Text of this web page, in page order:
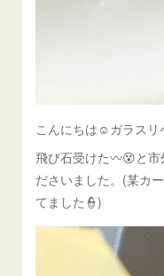
こんにちは☺ガラスリ
飛び石受けた〰😵と市
ださいました。(某カ
てました👮)